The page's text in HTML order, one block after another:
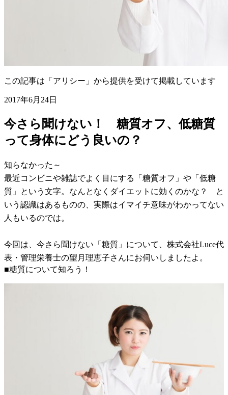
この記事は「アリシー」から提供を受けて掲載しています
2017年6月24日
今さら聞けない！ 糖質オフ、低糖質
って身体にどう良いの？
知らなかった～
最近コンビニや雑誌でよく目にする「糖質オフ」や「低糖
質」という文字。なんとなくダイエットに効くのかな？ と
いう認識はあるものの、実際はイマイチ意味がわかってない
人もいるのでは。
今回は、今さら聞けない「糖質」について、株式会社Luce代
表・管理栄養士の望月理恵子さんにお伺いしましたよ。
■糖質について知ろう！